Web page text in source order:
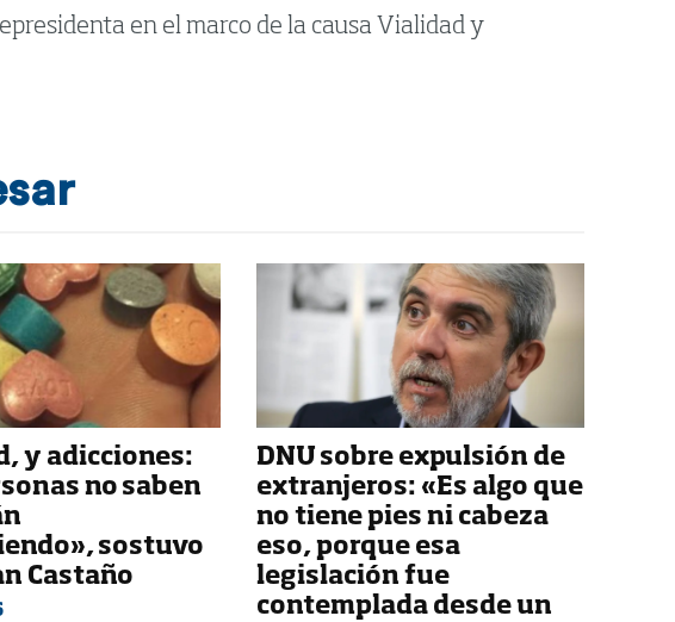
en el marco de la causa Vialidad y
y adicciones:
no saben
sostuvo
Castaño
DNU sobre expulsión de
extranjeros: «Es algo que
no tiene pies ni cabeza
eso, porque esa
legislación fue
contemplada desde un